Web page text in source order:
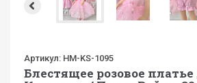
Артикул: HM-KS-1095
Блестящее розовое